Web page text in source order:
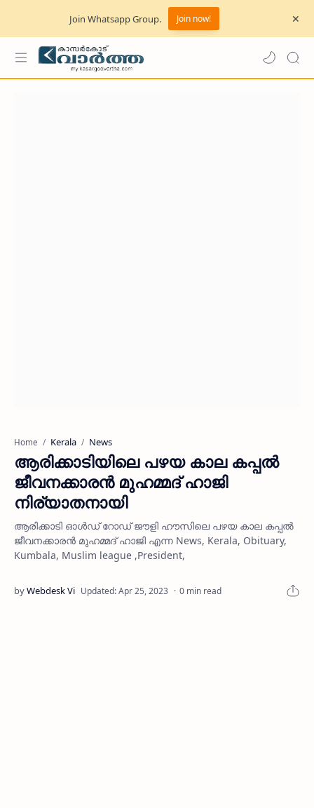
Join Whatsapp Group. Join now!
Home Kerala News
ആരിക്കാടിയിലെ പഴയ കാല കപ്പല്‍
ജീവനക്കാരന്‍ മുഹമ്മദ് ഹാജി
നിര്യാതനായി
ആരിക്കാടി ഓള്‍ഡ് റോഡ് ജൗളി ഹൗസിലെ പഴയ കാല കപ്പല്‍
ജീവനക്കാരന്‍ മുഹമ്മദ് ഹാജി എന്ന News, Kerala, Obituary,
Kumbala, Muslim league ,President,
0 min read